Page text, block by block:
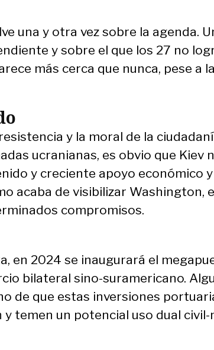
una y otra vez sobre la agenda.
y sobre el que los 27 no
más cerca que nunca, pese a
y la moral de la
ucranianas, es obvio que Kiev
y creciente apoyo económico
acaba de visibilizar Washington,
compromisos.
en 2024 se inaugurará el
bilateral sino-suramericano.
de que estas inversiones
temen un potencial uso dual civil-